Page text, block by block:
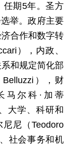
任期5年。圣方
举。政府主要
合作和数字转
），内政、
和规定简化部
），财
马尔科·加蒂
大学、科研和
尼（Teodoro
社会事务和机